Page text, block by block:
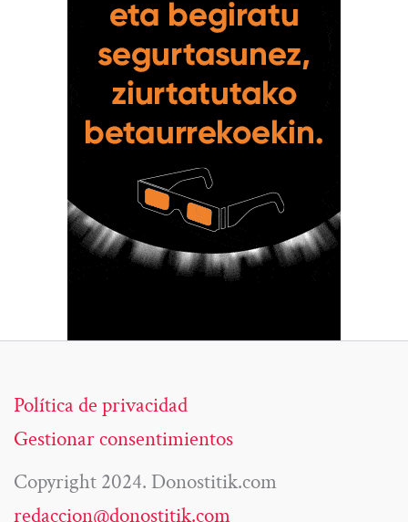
Política de privacidad
Gestionar consentimientos
Copyright 2024. Donostitik.com
redaccion@donostitik.com